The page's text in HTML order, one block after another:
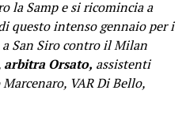
la Samp e si ricomincia a
questo intenso gennaio per i
San Siro contro il Milan
arbitra Orsato, assistenti
VAR Di Bello,